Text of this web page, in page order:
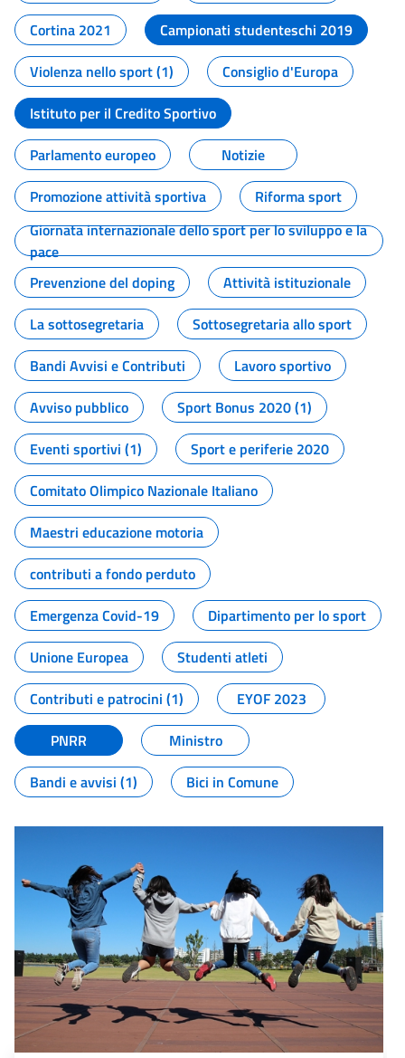
Cortina 2021
Campionati studenteschi 2019
Violenza nello sport (1)
Consiglio d'Europa
Istituto per il Credito Sportivo
Parlamento europeo
Notizie
Promozione attività sportiva
Riforma sport
Giornata internazionale dello sport per lo sviluppo e la
pace
Prevenzione del doping
Attività istituzionale
La sottosegretaria
Sottosegretaria allo sport
Bandi Avvisi e Contributi
Lavoro sportivo
Avviso pubblico
Sport Bonus 2020 (1)
Eventi sportivi (1)
Sport e periferie 2020
Comitato Olimpico Nazionale Italiano
Maestri educazione motoria
contributi a fondo perduto
Emergenza Covid-19
Dipartimento per lo sport
Unione Europea
Studenti atleti
Contributi e patrocini (1)
EYOF 2023
PNRR
Ministro
Bandi e avvisi (1)
Bici in Comune